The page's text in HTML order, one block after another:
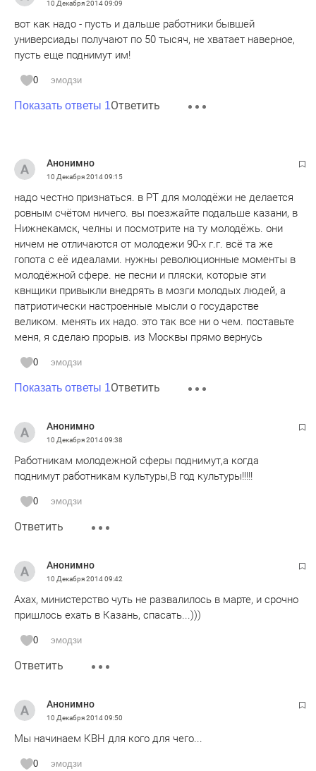
10 Декабря 201409:09
вот как надо - пусть и дальше работники бывшей
универсиады получают по 50 тысяч, не хватает наверное,
пусть еще поднимут им!
0 эмодзи
Показать ответы 1Ответить
Анонимно
10 Декабря 201409:15
надо честно признаться. в РТ для молодёжи не делается
ровным счётом ничего. вы поезжайте подальше казани, в
Нижнекамск, челны и посмотрите на ту молодёжь. они
ничем не отличаются от молодежи 90-х г.г. всё та же
гопота с её идеалами. нужны революционные моменты в
молодёжной сфере. не песни и пляски, которые эти
квнщики привыкли внедрять в мозги молодых людей, а
патриотически настроенные мысли о государстве
великом. менять их надо. это так все ни о чем. поставьте
меня, я сделаю прорыв. из Москвы прямо вернусь
0 эмодзи
Показать ответы 1Ответить
Анонимно
10 Декабря 201409:38
Работникам молодежной сферы поднимут,а когда
поднимут работникам культуры,В год культуры!!!!!
0 эмодзи
Ответить
Анонимно
10 Декабря 201409:42
Ахах, министерство чуть не развалилось в марте, и срочно
пришлось ехать в Казань, спасать...)))
0 эмодзи
Ответить
Анонимно
10 Декабря 201409:50
Мы начинаем КВН для кого для чего...
0 эмодзи